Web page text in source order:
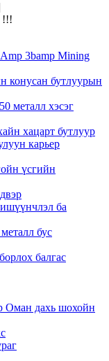
!!!
3bamp Mining
конусан бутлуурын
металл хэсэг
хацарт бутлуур
карьер
үсгийн
ба
бус
балгас
Оман дахь шохойн